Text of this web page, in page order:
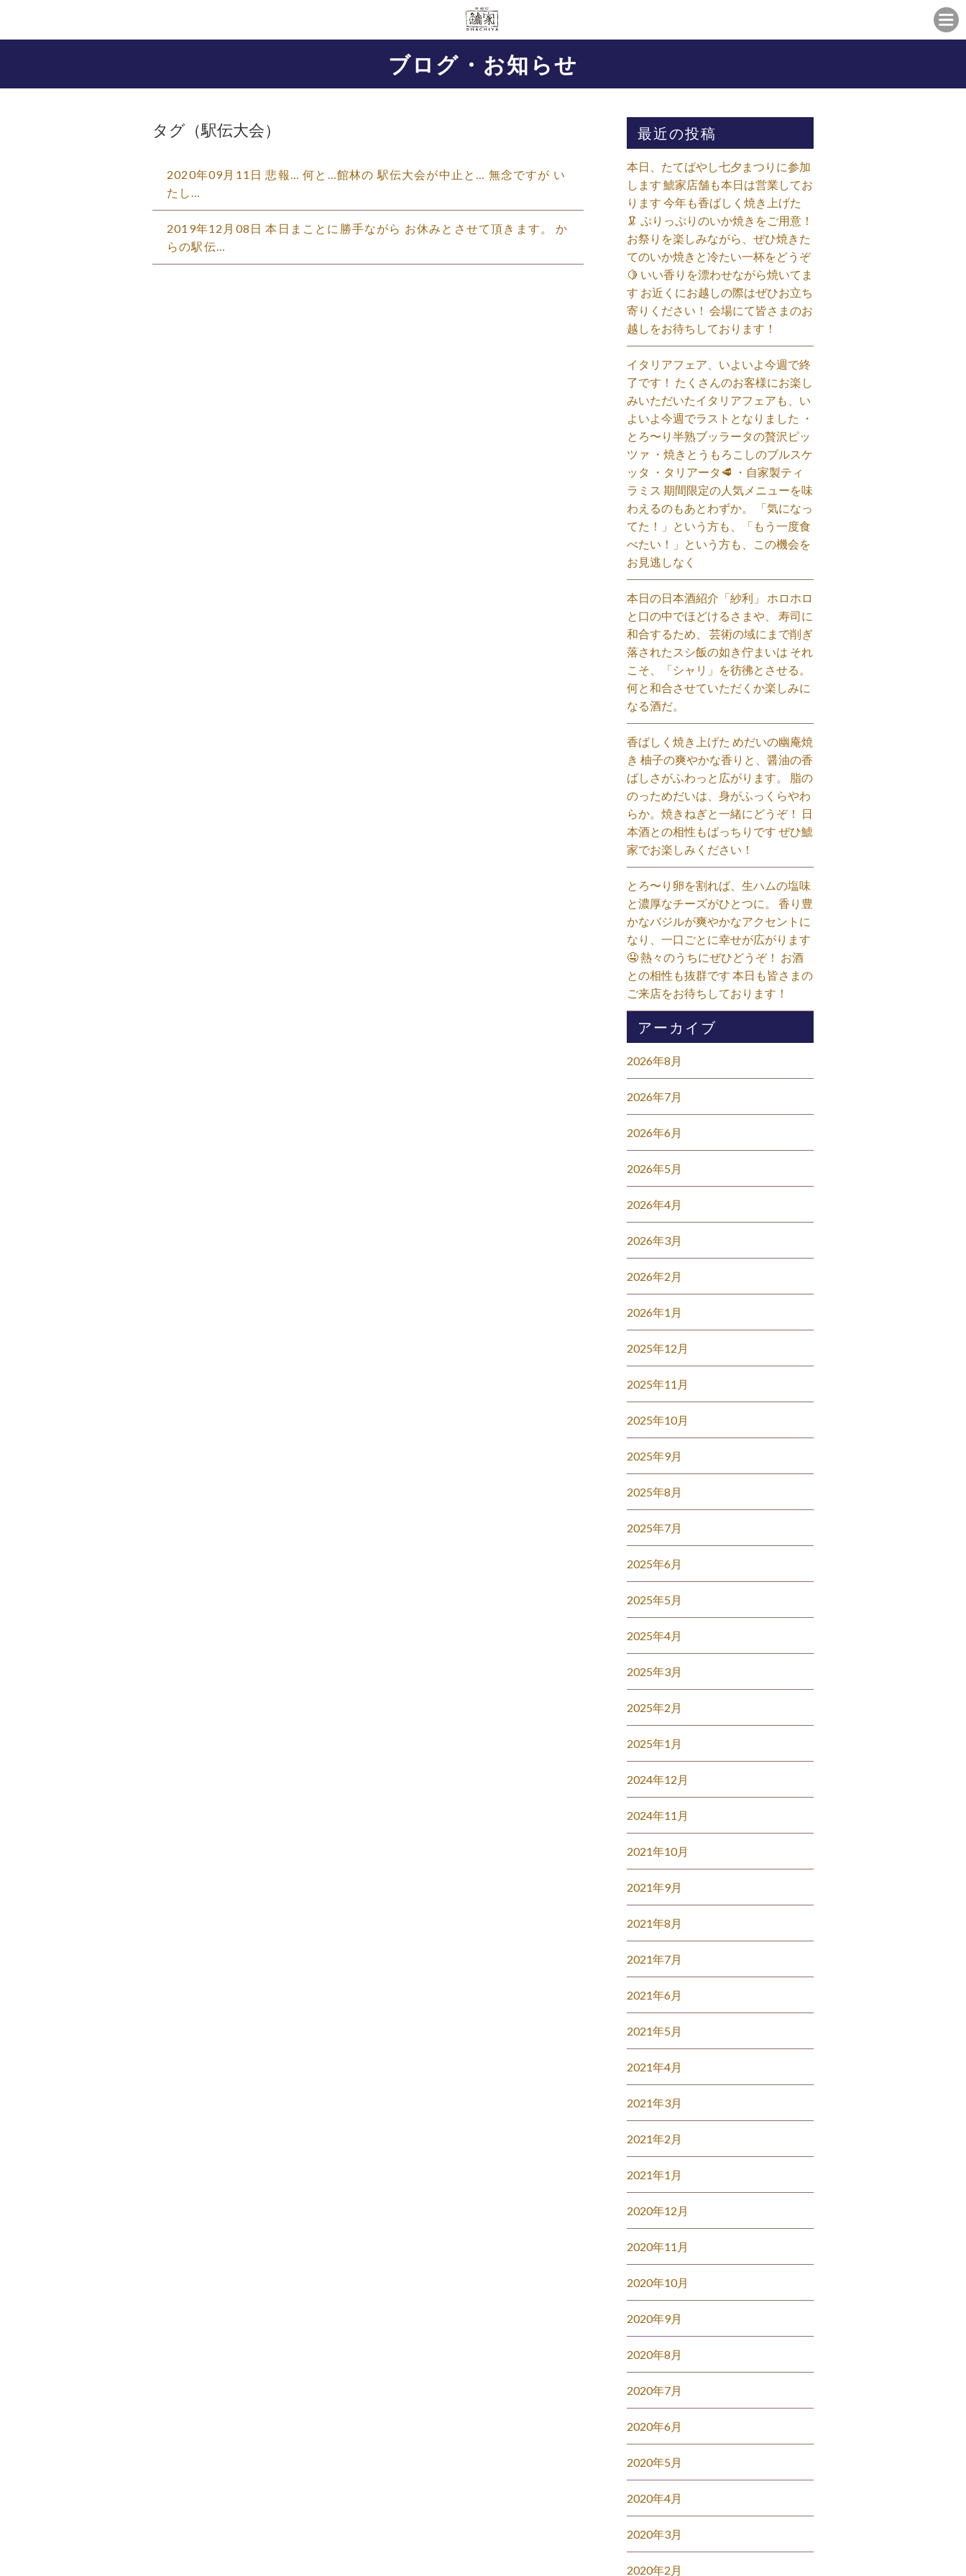
ブログ・お知らせ
タグ（駅伝大会）
2020年09月11日 悲報… 何と…館林の 駅伝大会が中止と… 無念ですが い
たし…
2019年12月08日 本日まことに勝手ながら お休みとさせて頂きます。 か
らの駅伝…
最近の投稿
本日、たてばやし七夕まつりに参加
します 鯱家店舗も本日は営業してお
ります️ 今年も香ばしく焼き上げた
🦑 ぷりっぷりのいか焼きをご用意！
お祭りを楽しみながら、ぜひ焼きた
てのいか焼きと冷たい一杯をどうぞ
🍋 いい香りを漂わせながら焼いてま
す お近くにお越しの際はぜひお立ち
寄りください！ 会場にて皆さまのお
越しをお待ちしております！
イタリアフェア、いよいよ今週で終
了です！ たくさんのお客様にお楽し
みいただいたイタリアフェアも、い
よいよ今週でラストとなりました ・
とろ〜り半熟ブッラータの贅沢ピッ
ツァ ・焼きとうもろこしのブルスケ
ッタ ・タリアータ🥩 ・自家製ティ
ラミス 期間限定の人気メニューを味
わえるのもあとわずか。 「気になっ
てた！」という方も、「もう一度食
べたい！」という方も、この機会を
お見逃しなく⁡
本日の日本酒紹介「紗利」 ホロホロ
と口の中でほどけるさまや、 寿司に
和合するため、 芸術の域にまで削ぎ
落されたスシ飯の如き佇まいは それ
こそ、「シャリ」を彷彿とさせる。
何と和合させていただくか楽しみに
なる酒だ。⁡
香ばしく焼き上げた めだいの幽庵焼
き 柚子の爽やかな香りと、醤油の香
ばしさがふわっと広がります。 脂の
のっためだいは、身がふっくらやわ
らか。焼きねぎと一緒にどうぞ！ 日
本酒との相性もばっちりです ぜひ鯱
家でお楽しみください！⁡
とろ〜り卵を割れば、生ハムの塩味
と濃厚なチーズがひとつに。 香り豊
かなバジルが爽やかなアクセントに
なり、一口ごとに幸せが広がります
🤤 熱々のうちにぜひどうぞ！ お酒
との相性も抜群です 本日も皆さまの
ご来店をお待ちしております！⁡
アーカイブ
2026年8月
2026年7月
2026年6月
2026年5月
2026年4月
2026年3月
2026年2月
2026年1月
2025年12月
2025年11月
2025年10月
2025年9月
2025年8月
2025年7月
2025年6月
2025年5月
2025年4月
2025年3月
2025年2月
2025年1月
2024年12月
2024年11月
2021年10月
2021年9月
2021年8月
2021年7月
2021年6月
2021年5月
2021年4月
2021年3月
2021年2月
2021年1月
2020年12月
2020年11月
2020年10月
2020年9月
2020年8月
2020年7月
2020年6月
2020年5月
2020年4月
2020年3月
2020年2月